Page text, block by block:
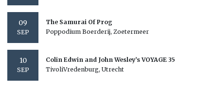
09
SEP
The Samurai Of Prog
Poppodium Boerderij, Zoetermeer
10
SEP
Colin Edwin and John Wesley’s VOYAGE 35
TivoliVredenburg, Utrecht